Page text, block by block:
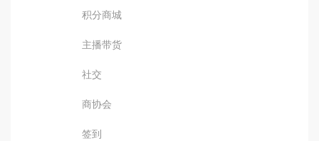
积分商城
主播带货
社交
商协会
签到